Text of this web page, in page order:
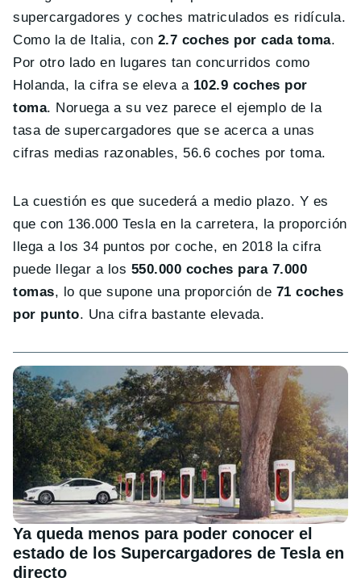
supercargadores y coches matriculados es ridícula.
Como la de Italia, con 2.7 coches por cada toma.
Por otro lado en lugares tan concurridos como
Holanda, la cifra se eleva a102.9 coches por
toma. Noruega a su vez parece el ejemplo de la
tasa de supercargadores que se acerca a unas
cifras medias razonables, 56.6 coches por toma.
La cuestión es que sucederá a medio plazo. Y es
que con 136.000 Tesla en la carretera, la proporción
llega a los 34 puntos por coche, en 2018 la cifra
puede llegar a los 550.000 coches para 7.000
tomas, lo que supone una proporción de 71 coches
por punto. Una cifra bastante elevada.
Ya queda menos para poder conocer el
estado de los Supercargadores de Tesla en
directo